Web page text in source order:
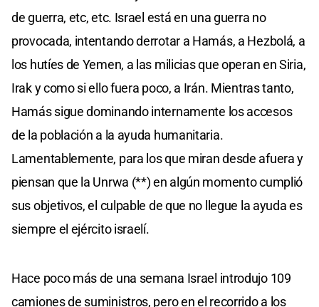
de guerra, etc, etc. Israel está en una guerra no
provocada, intentando derrotar a Hamás, a Hezbolá, a
los hutíes de Yemen, a las milicias que operan en Siria,
Irak y como si ello fuera poco, a Irán. Mientras tanto,
Hamás sigue dominando internamente los accesos
de la población a la ayuda humanitaria.
Lamentablemente, para los que miran desde afuera y
piensan que la Unrwa (**) en algún momento cumplió
sus objetivos, el culpable de que no llegue la ayuda es
siempre el ejército israelí.
Hace poco más de una semana Israel introdujo 109
camiones de suministros, pero en el recorrido a los